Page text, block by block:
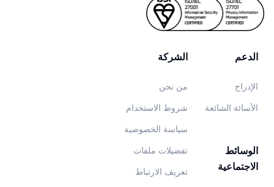
الشركة
من نحن
شروط الاستخدام
سياسة الخصوصية
تفضيلات ملفات
تعريف الارتباط
الدعم
الإدراج
الأسائة الشائعة
الوسائط
الاجتماعية